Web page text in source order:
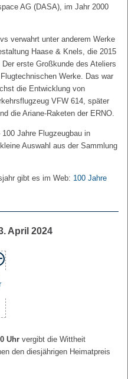
AG (DASA), im Jahr 2000
verwahrt unter anderem Werke
Haase & Knels, die 2015
erste Großkunde des Ateliers
Werke. Das war
die Entwicklung von
VFW 614, später
die Ariane-Raketen der ERNO.
100 Jahre Flugzeugbau in
Auswahl aus der Sammlung
gibt es im Web: 100 Jahre
April 2024
Uhr vergibt die Wittheit
den diesjährigen Heimatpreis